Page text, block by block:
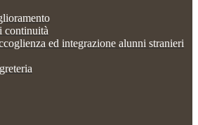
continuità
ed integrazione alunni stranieri